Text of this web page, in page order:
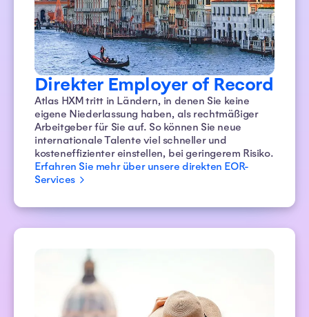
Direkter Employer of Record
Atlas HXM tritt in Ländern, in denen Sie keine
eigene Niederlassung haben, als rechtmäßiger
Arbeitgeber für Sie auf. So können Sie neue
internationale Talente viel schneller und
kosteneffizienter einstellen, bei geringerem Risiko.
Erfahren Sie mehr über unsere direkten EOR-
Services